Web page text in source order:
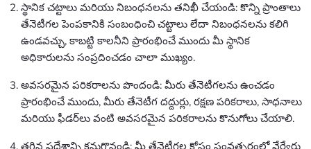
స్థానిక చట్టాలు మరియు నిబంధనలను తనిఖీ చేయండి: కొన్ని ప్రాంతాలు
తేనెటీగల పెంపకానికి సంబంధించి చట్టాలు లేదా నిబంధనలను కలిగి
ఉండవచ్చు, కాబట్టి కాలనీని ప్రారంభించే ముందు మీ స్థానిక
అధికారులను సంప్రదించడం చాలా ముఖ్యం.
అవసరమైన పరికరాలను పొందండి: మీరు తేనెటీగలను ఉంచడం
ప్రారంభించే ముందు, మీరు తేనెటీగ దద్దుర్లు, రక్షణ పరికరాలు, సాధనాలు
మరియు ఫీడర్‌లు వంటి అవసరమైన పరికరాలను కొనుగోలు చేయాలి.